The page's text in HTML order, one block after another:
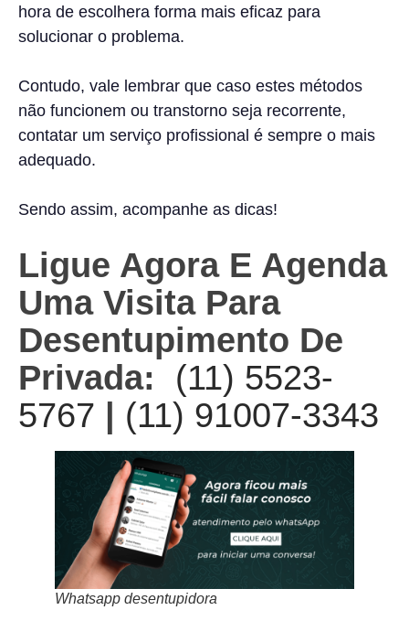
hora de escolhera forma mais eficaz para
solucionar o problema.
Contudo, vale lembrar que caso estes métodos
não funcionem ou transtorno seja recorrente,
contatar um serviço profissional é sempre o mais
adequado.
Sendo assim, acompanhe as dicas!
Ligue Agora E Agenda
Uma Visita Para
Desentupimento De
Privada: (11) 5523-
5767
(11) 91007-3343
Whatsapp desentupidora